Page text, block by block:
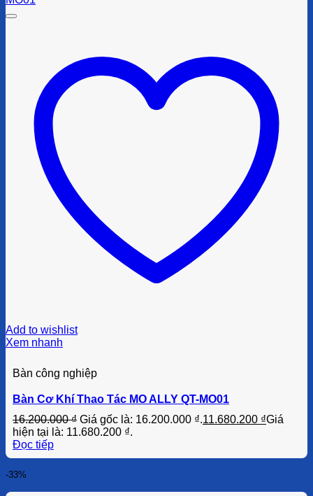
Add to wishlist
Xem nhanh
Bàn công nghiệp
Bàn Cơ Khí Thao Tác MO ALLY QT-MO01
16.200.000₫ Giá gốc là: 16.200.000 ₫.11.680.200 ₫Giá
hiện tại là: 11.680.200 ₫.
Đọc tiếp
-33%